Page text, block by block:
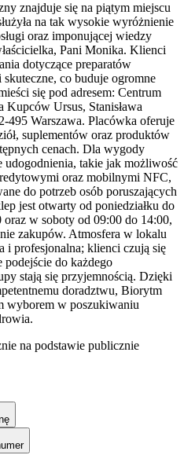
znajduje się na piątym miejscu
na tak wysokie wyróżnienie
oraz imponującej wiedzy
Pani Monika. Klienci
dotyczące preparatów
co buduje ogromne
się pod adresem: Centrum
Kupców Ursus, Stanisława
495 Warszawa. Placówka oferuje
suplementów oraz produktów
cenach. Dla wygody
takie jak możliwość
oraz mobilnymi NFC,
do potrzeb osób poruszających
jest otwarty od poniedziałku do
w soboty od 09:00 do 14:00,
zakupów. Atmosfera w lokalu
i profesjonalna; klienci czują się
do każdego
stają się przyjemnością. Dzięki
doradztwu, Biorytm
wyborem w poszukiwaniu
na podstawie publicznie